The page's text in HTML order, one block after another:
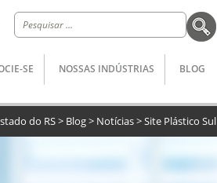
Pesquisar
por:
SE NOSSAS INDÚSTRIAS BLOG
do RS> Blog> Notícias>Site Plástico Sul